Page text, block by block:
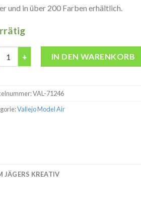
und in über 200 Farben erhältlich.
IN DEN WARENKORB
VAL-71246
Vallejo Model Air
JÄGERS KREATIV